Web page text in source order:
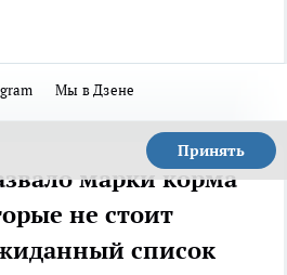
Мы в Дзене
Принять
марки корма
не стоит
список